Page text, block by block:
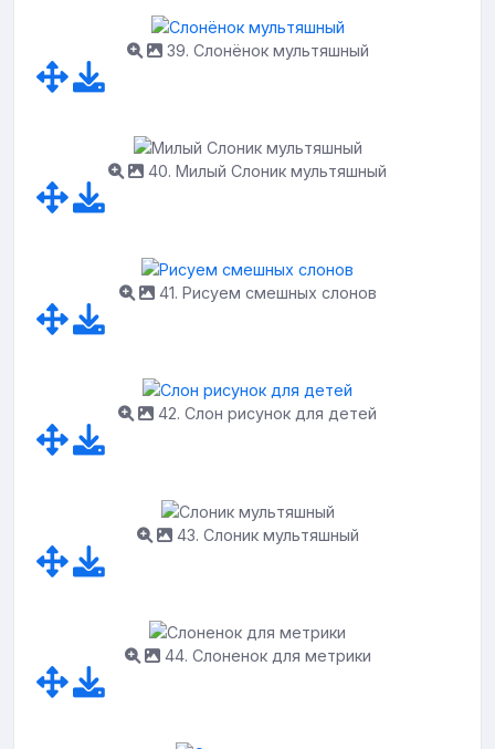
39. Слонёнок мультяшный
40. Милый Слоник мультяшный
41. Рисуем смешных слонов
42. Слон рисунок для детей
43. Слоник мультяшный
44. Слоненок для метрики